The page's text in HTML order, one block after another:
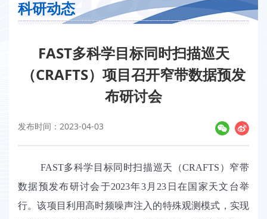
科研动态
FAST多科学目标同时扫描巡天
（CRAFTS）项目召开窄带数据预发
布研讨会
发布时间：2023-04-03
FAST多科学目标同时扫描巡天（CRAFTS ）窄带
数据预发布研讨会于2023年3月 23 日在国家天文台举
行。该项目利用高时频噪声注入的特殊观测模式，实现